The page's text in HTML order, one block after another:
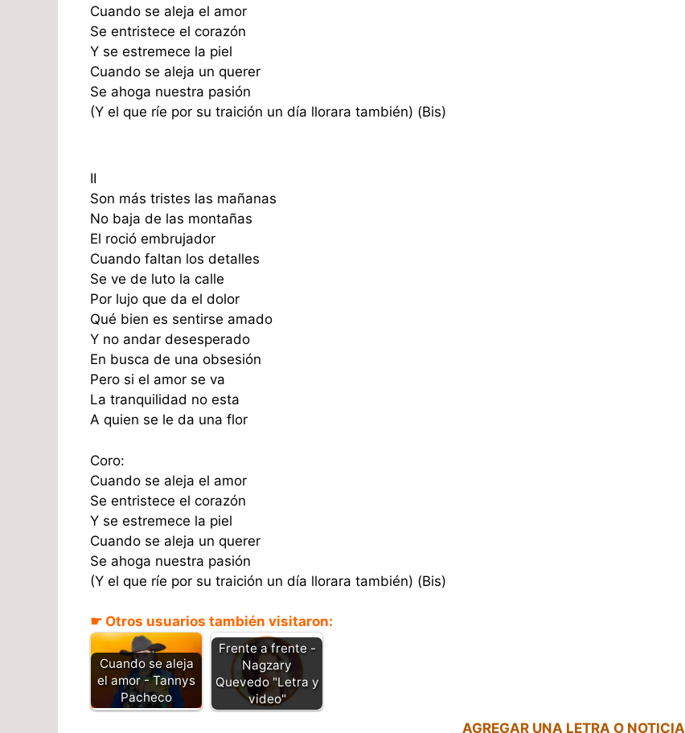
Cuando se aleja el amor
Se entristece el corazón
Y se estremece la piel
Cuando se aleja un querer
Se ahoga nuestra pasión
(Y el que ríe por su traición un día llorara también) (Bis)
II
Son más tristes las mañanas
No baja de las montañas
El roció embrujador
Cuando faltan los detalles
Se ve de luto la calle
Por lujo que da el dolor
Qué bien es sentirse amado
Y no andar desesperado
En busca de una obsesión
Pero si el amor se va
La tranquilidad no esta
A quien se le da una flor
Coro:
Cuando se aleja el amor
Se entristece el corazón
Y se estremece la piel
Cuando se aleja un querer
Se ahoga nuestra pasión
(Y el que ríe por su traición un día llorara también) (Bis)
☛ Otros usuarios también visitaron:
Cuando se aleja
el amor - Tannys
Pacheco
Frente a frente -
Nagzary
Quevedo "Letra y
video"
AGREGAR UNA LETRA O NOTICIA